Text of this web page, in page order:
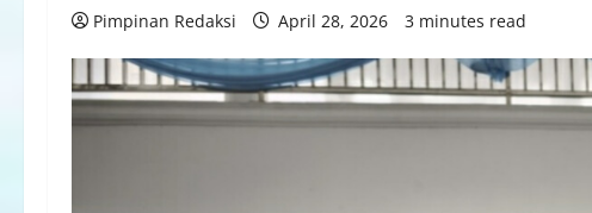
Pimpinan Redaksi April 28, 2026 3 minutes read